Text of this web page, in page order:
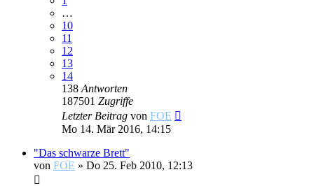
…
10
11
12
13
14
138 Antworten
187501 Zugriffe
Letzter Beitrag von FOE
Mo 14. Mär 2016, 14:15
"Das schwarze Brett"
von FOE » Do 25. Feb 2010, 12:13